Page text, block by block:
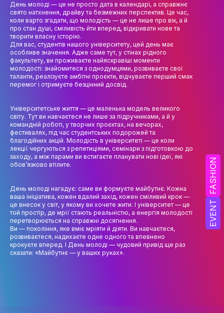
EVENT
FASHION
ПРАКТИКА
СИЛАБУСИ
НАУКА
НАПРЯМИ ДОСЛІДЖЕНЬ
ВИДАВНИЧА ДІЯЛЬНІСТЬ
КОНФЕРЕНЦІЇ, СЕМІНАРИ
ПІДВИЩЕННЯ КВАЛІФІКАЦІЇ
АКАДЕМІЧНА ДОБРОЧЕСНІСТЬ
АКАДЕМІЧНА МОБІЛЬНІСТЬ
СПІВПРАЦЯ
КАФЕДРА ФЕШН ТА ШОУ-БІЗНЕСУ
День молоді — це не просто дата в календарі, а справжнє
свято натхнення, драйву та безмежних перспектив. Це час,
коли варто згадати, що молодість — це не лише про вік, а й
про стан душі, сміливість йти вперед, відкривати нове та
творити власну історію.
Для вас, студентів нашого університету, цей день має
особливе значення. Адже саме тут, у стінах рідного
факультету, ви проживаєте найяскравіші моменти
молодості: знайомитеся з однодумцями, розвиваєте свої
таланти, реалізуєте амбітні проєкти, відчуваєте перший смак
перемог і отримуєте безцінний досвід.
Університетське життя — це маленька модель великого
світу. Тут ви навчаєтеся не лише за підручниками, а й у
командній роботі, у творчих проєктах, на вечорах,
фестивалях, під час студентських подорожей та
благодійних акцій. Молодість в університеті — це коли
лекції чергуються з репетиціями, семінари з підготовкою до
заходу, а між парами ви встигаєте планувати нові ідеї, які
обов’язково втілите.
День молоді нагадує: саме ви формуєте майбутнє. Кожна
ваша ініціатива, кожен вдалий захід, кожен сміливий крок —
це внесок у світ, у якому ви хочете жити. І університет — це
той простір, де мрії стають реальністю, а енергія молодості
перетворюється на справжні досягнення.
Ви — покоління, яке вміє мріяти й діяти. Ви навчаєтеся,
розвиваєтеся, надихаєте одне одного та впевнено
крокуєте вперед. І День молоді — чудовий привід ще раз
сказати: «Майбутнє — у ваших руках».